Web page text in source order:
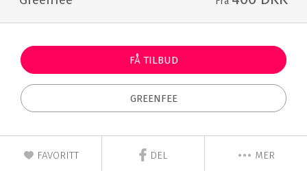
FÅ TILBUD
GREENFEE
FAVORITT DEL MER